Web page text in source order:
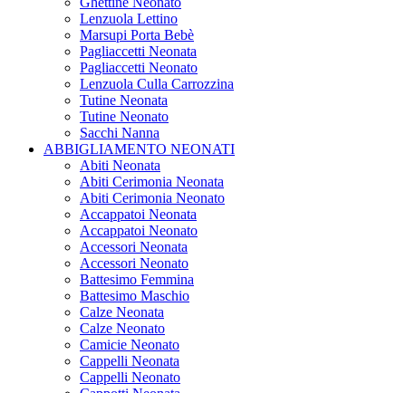
Lenzuola Lettino
Marsupi Porta Bebè
Pagliaccetti Neonata
Pagliaccetti Neonato
Lenzuola Culla Carrozzina
Tutine Neonata
Tutine Neonato
Sacchi Nanna
ABBIGLIAMENTO NEONATI
Abiti Neonata
Abiti Cerimonia Neonata
Abiti Cerimonia Neonato
Accappatoi Neonata
Accappatoi Neonato
Accessori Neonata
Accessori Neonato
Battesimo Femmina
Battesimo Maschio
Calze Neonata
Calze Neonato
Camicie Neonato
Cappelli Neonata
Cappelli Neonato